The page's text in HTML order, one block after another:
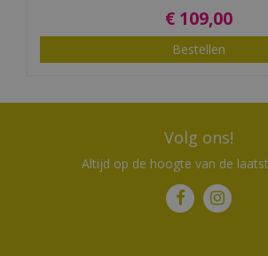
€ 109,00
Bestellen
Volg ons!
Altijd op de hoogte van de